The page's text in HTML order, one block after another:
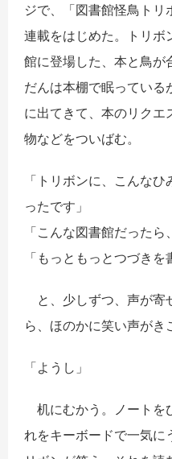
ジで、「図書館怪鳥ト
連載をはじめた。トリボ
館に登場した、本と鳥が
だんは本棚で眠っている
に出てきて、本のリクエ
物などをついばむ。
「トリボンに、こんな
ったです」
「こんな図書館だったら
「もっともっとつづきを
と、少しずつ、声が寄
ら、ほのかに笑い声がき
「ようし」
机にむかう。ノートを
れをキーボードで一気に